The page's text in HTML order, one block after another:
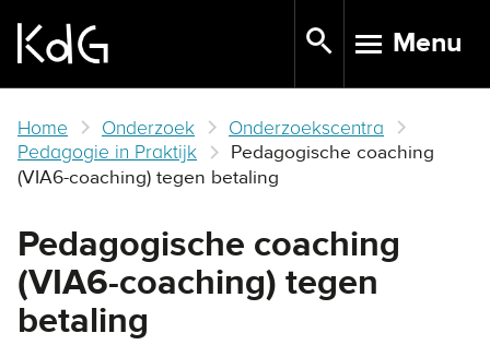
main
TOGGLE
Menu
Home Onderzoek
Onderzoekscentra
Pedagogie in Praktijk
Pedagogische coaching
(VIA6-coaching) tegen betaling
Pedagogische coaching
(VIA6-coaching) tegen
betaling